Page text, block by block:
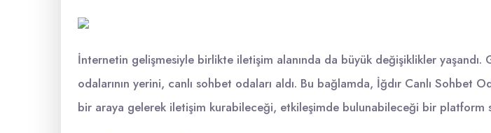
İnternetin gelişmesiyle birlikte iletişim alanında da büyük değişiklikler yaşandı.
odalarının yerini, canlı sohbet odaları aldı. Bu bağlamda, İğdır Canlı Sohbet
bir araya gelerek iletişim kurabileceği, etkileşimde bulunabileceği bir platform